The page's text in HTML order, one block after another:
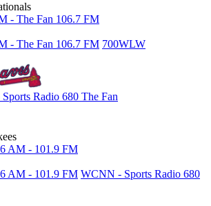
- The Fan 106.7 FM
- The Fan 106.7 FM 700WLW
Radio 680 The Fan
AM - 101.9 FM
AM - 101.9 FM WCNN - Sports Radio 680